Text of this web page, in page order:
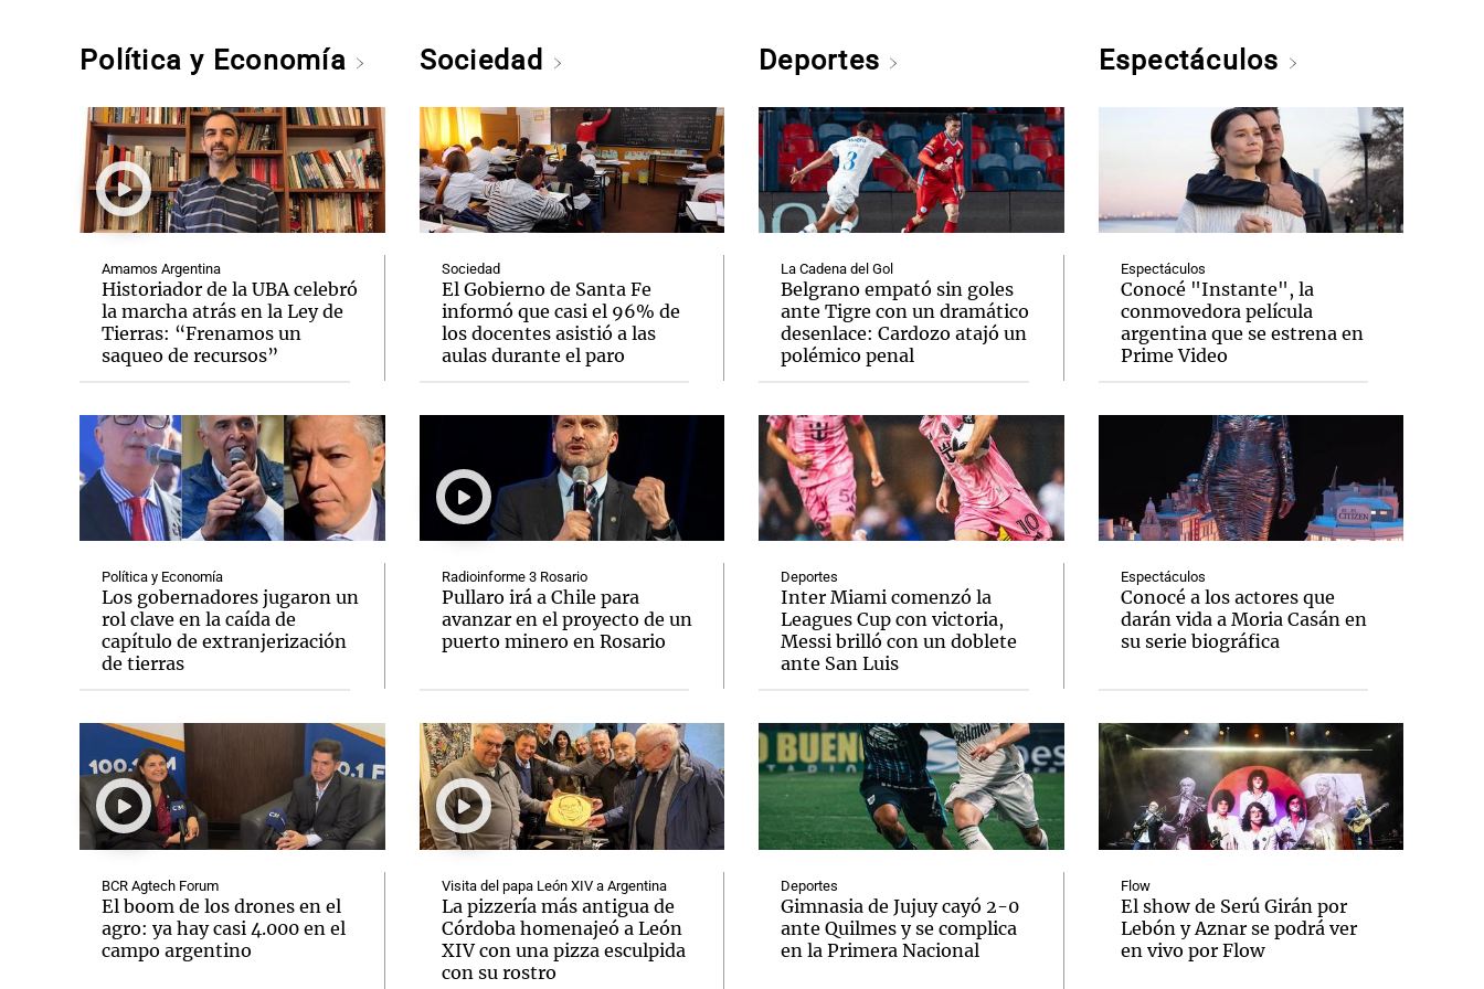
Política y Economía
Amamos Argentina
Historiador de la UBA celebró
la marcha atrás en la Ley de
Tierras: “Frenamos un
saqueo de recursos”
Política y Economía
Los gobernadores jugaron un
rol clave en la caída de
capítulo de extranjerización
de tierras
BCR Agtech Forum
El boom de los drones en el
agro: ya hay casi 4.000 en el
campo argentino
Sociedad
Sociedad
El Gobierno de Santa Fe
informó que casi el 96% de
los docentes asistió a las
aulas durante el paro
Radioinforme 3 Rosario
Pullaro irá a Chile para
avanzar en el proyecto de un
puerto minero en Rosario
Visita del papa León XIV a Argentina
La pizzería más antigua de
Córdoba homenajeó a León
XIV con una pizza esculpida
con su rostro
Deportes
La Cadena del Gol
Belgrano empató sin goles
ante Tigre con un dramático
desenlace: Cardozo atajó un
polémico penal
Deportes
Inter Miami comenzó la
Leagues Cup con victoria,
Messi brilló con un doblete
ante San Luis
Deportes
Gimnasia de Jujuy cayó 2-0
ante Quilmes y se complica
en la Primera Nacional
Espectáculos
Espectáculos
Conocé "Instante", la
conmovedora película
argentina que se estrena en
Prime Video
Espectáculos
Conocé a los actores que
darán vida a Moria Casán en
su serie biográfica
Flow
El show de Serú Girán por
Lebón y Aznar se podrá ver
en vivo por Flow
Notas Notas
El huracán de Arequito
Notas
Cadena 3 en Groenlandia
Notas